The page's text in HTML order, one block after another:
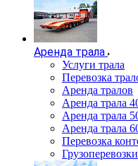
Аренда трала
Услуги трала
Перевозка
Аренда тралов
Аренда трала
Аренда трала
Аренда трала
Перевозка